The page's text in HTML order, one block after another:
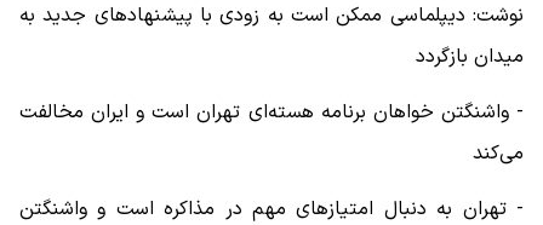
نوشت: دیپلماسی ممکن است به زودی با پیشنهادهای جدید به
میدان بازگردد
- واشنگتن خواهان برنامه هسته‌ای تهران است و ایران مخالفت
می‌کند
- تهران به دنبال امتیازهای مهم در مذاکره است و واشنگتن